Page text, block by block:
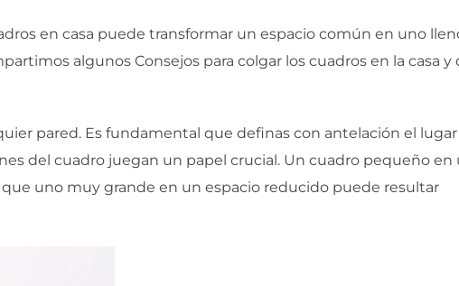
en casa puede transformar un espacio común en uno
algunos Consejos para colgar los cuadros en la casa y
pared. Es fundamental que definas con antelación el lugar
del cuadro juegan un papel crucial. Un cuadro pequeño en
uno muy grande en un espacio reducido puede resultar